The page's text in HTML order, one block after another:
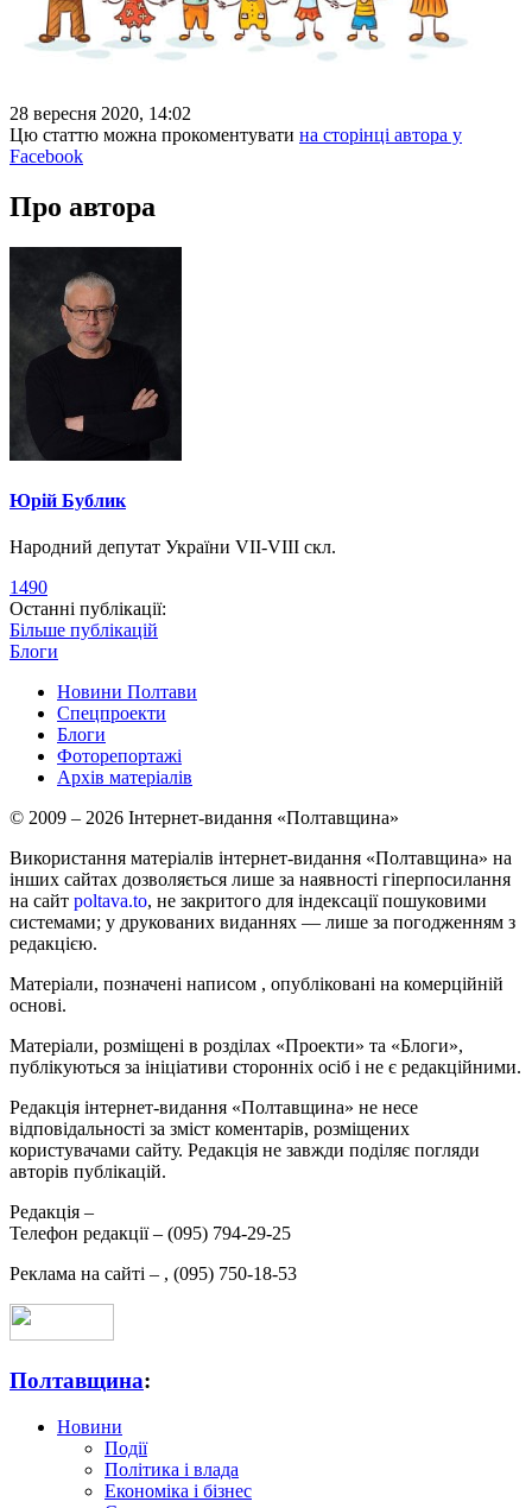
28 вересня 2020, 14:02
Цю статтю можна прокоментувати на сторінці автора у
Facebook
Про автора
Юрій Бублик
Народний депутат України VII-VIII скл.
1490
Останні публікації:
Більше публікацій
Блоги
Новини Полтави
Спецпроекти
Блоги
Фоторепортажі
Архів матеріалів
© 2009 – 2026 Інтернет-видання «Полтавщина»
Використання матеріалів інтернет-видання «Полтавщина» на
інших сайтах дозволяється лише за наявності гіперпосилання
на сайт poltava.to, не закритого для індексації пошуковими
системами; у друкованих виданнях — лише за погодженням з
редакцією.
Матеріали, позначені написом , опубліковані на комерційній
основі.
Матеріали, розміщені в розділах «Проекти» та «Блоги»,
публікуються за ініціативи сторонніх осіб і не є редакційними.
Редакція інтернет-видання «Полтавщина» не несе
відповідальності за зміст коментарів, розміщених
користувачами сайту. Редакція не завжди поділяє погляди
авторів публікацій.
Редакція –
Телефон редакції – (095) 794-29-25
Реклама на сайті – , (095) 750-18-53
Полтавщина:
Новини
Події
Політика і влада
Економіка і бізнес